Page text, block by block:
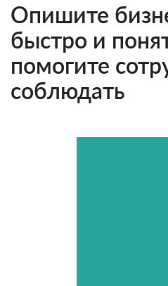
Опишите
быстро и
помогите
соблюдать